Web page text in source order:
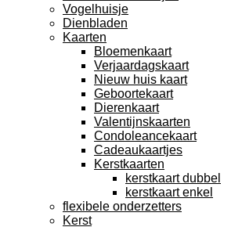
Vogelhuisje
Dienbladen
Kaarten
Bloemenkaart
Verjaardagskaart
Nieuw huis kaart
Geboortekaart
Dierenkaart
Valentijnskaarten
Condoleancekaart
Cadeaukaartjes
Kerstkaarten
kerstkaart dubbel
kerstkaart enkel
flexibele onderzetters
Kerst